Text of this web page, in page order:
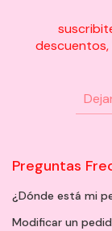
Preguntas
¿Dónde está mi
Modificar un